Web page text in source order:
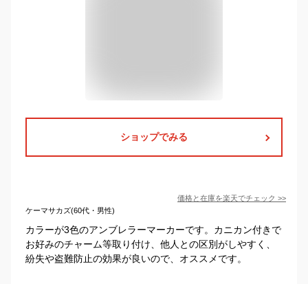
ショップでみる
価格と在庫を楽天でチェック >>
ケーマサカズ(60代・男性)
カラーが3色のアンブレラーマーカーです。カニカン付きで
お好みのチャーム等取り付け、他人との区別がしやすく、
紛失や盗難防止の効果が良いので、オススメです。